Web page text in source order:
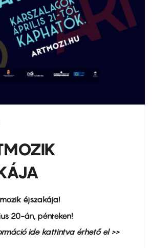
éjszakája!
20-án, pénteken!
ide kattintva érhető el >>